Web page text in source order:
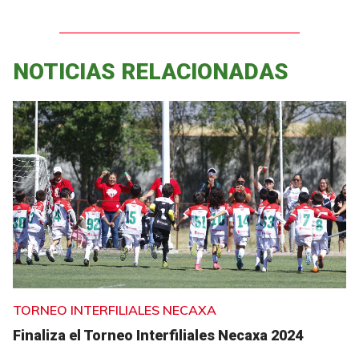
NOTICIAS RELACIONADAS
TORNEO INTERFILIALES NECAXA
Finaliza el Torneo Interfiliales Necaxa 2024